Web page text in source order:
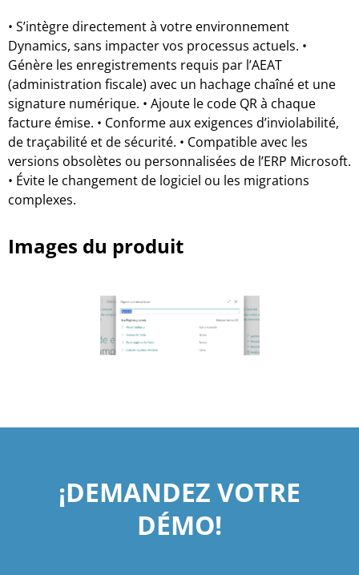
• S’intègre directement à votre environnement
Dynamics, sans impacter vos processus actuels. •
Génère les enregistrements requis par l’AEAT
(administration fiscale) avec un hachage chaîné et une
signature numérique. • Ajoute le code QR à chaque
facture émise. • Conforme aux exigences d’inviolabilité,
de traçabilité et de sécurité. • Compatible avec les
versions obsolètes ou personnalisées de l’ERP Microsoft.
• Évite le changement de logiciel ou les migrations
complexes.
Images du produit
¡DEMANDEZ VOTRE
DÉMO!